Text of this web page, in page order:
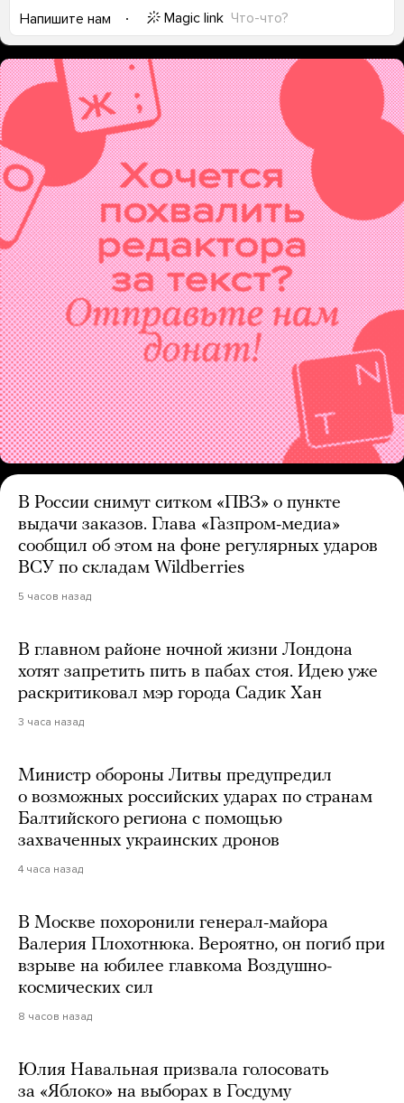
Напишите нам
Magic link Что-что?
В России снимут ситком «ПВЗ» о пункте
выдачи заказов. Глава «Газпром-медиа»
сообщил об этом на фоне регулярных ударов
ВСУ по складам Wildberries
5 часов назад
В главном районе ночной жизни Лондона
хотят запретить пить в пабах стоя. Идею уже
раскритиковал мэр города Садик Хан
3 часа назад
Министр обороны Литвы предупредил
о возможных российских ударах по странам
Балтийского региона с помощью
захваченных украинских дронов
4 часа назад
В Москве похоронили генерал-майора
Валерия Плохотнюка. Вероятно, он погиб при
взрыве на юбилее главкома Воздушно-
космических сил
8 часов назад
Юлия Навальная призвала голосовать
за «Яблоко» на выборах в Госдуму